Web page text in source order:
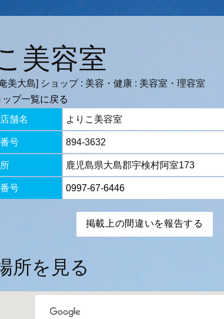
美容室
美大島] ショップ : 美容・健康 : 美容室・理容室
プ一覧に戻る
舗名
よりこ美容室
号 894-3632
鹿児島県大島郡宇検村阿室173
号 0997-67-6446
所を見る